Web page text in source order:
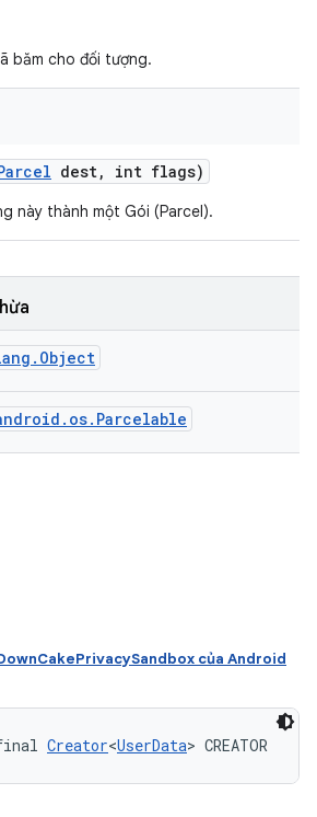
băm cho đối tượng.
dest, int flags)
này thành một Gói (Parcel).
của Android
Creator<UserData> CREATOR